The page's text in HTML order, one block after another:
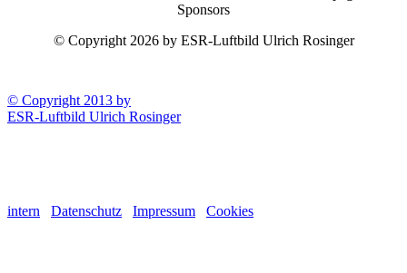
Sponsors
© Copyright 2026 by ESR-Luftbild Ulrich Rosinger
© Copyright 2013 by
ESR-Luftbild Ulrich Rosinger
intern Datenschutz Impressum Cookies